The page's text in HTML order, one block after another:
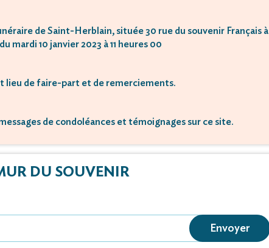
de Saint-Herblain, située 30 rue du souvenir Français à
mardi 10 janvier 2023 à 11 heures 00
lieu de faire-part et de remerciements.
de condoléances et témoignages sur ce site.
DU SOUVENIR
Envoyer